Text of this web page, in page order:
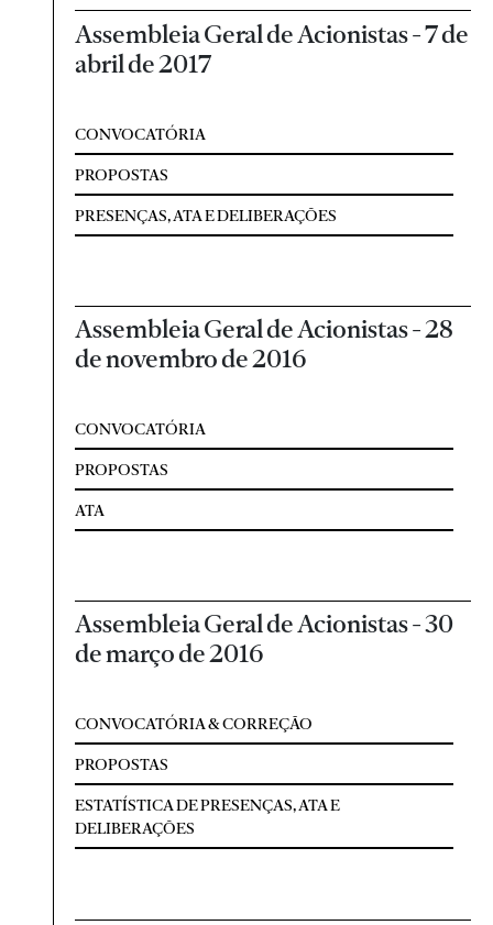
Assembleia Geral de Acionistas - 7 de
abril de 2017
CONVOCATÓRIA
PROPOSTAS
PRESENÇAS, ATA E DELIBERAÇÕES
Assembleia Geral de Acionistas - 28
de novembro de 2016
CONVOCATÓRIA
PROPOSTAS
ATA
Assembleia Geral de Acionistas - 30
de março de 2016
CONVOCATÓRIA & CORREÇÃO
PROPOSTAS
ESTATÍSTICA DE PRESENÇAS, ATA E
DELIBERAÇÕES